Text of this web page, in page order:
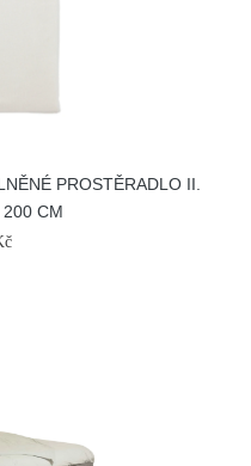
PROSTĚRADLO II.
CM